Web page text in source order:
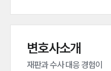
변호사소개
재판과 수사 대응 경험이